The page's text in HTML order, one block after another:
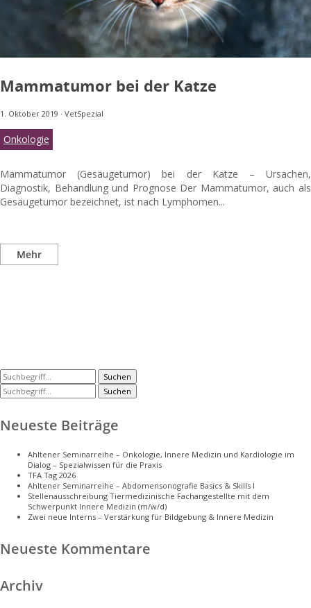
Mammatumor bei der Katze
1. Oktober 2019 · VetSpezial
Onkologie
Mammatumor (Gesäugetumor) bei der Katze – Ursachen,
Diagnostik, Behandlung und Prognose Der Mammatumor, auch als
Gesäugetumor bezeichnet, ist nach Lymphomen...
Mehr
Suchen
Suchen
Neueste Beiträge
Ahltener Seminarreihe – Onkologie, Innere Medizin und Kardiologie im
Dialog – Spezialwissen für die Praxis
TFA Tag 2026
Ahltener Seminarreihe – Abdomensonografie Basics & Skills I
Stellenausschreibung Tiermedizinische Fachangestellte mit dem
Schwerpunkt Innere Medizin (m/w/d)
Zwei neue Interns – Verstärkung für Bildgebung & Innere Medizin
Neueste Kommentare
Archiv